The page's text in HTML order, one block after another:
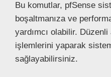
Bu komutlar, pfSense
boşaltmanıza ve
yardımcı olabilir.
işlemlerini yaparak
sağlayabilirsiniz.